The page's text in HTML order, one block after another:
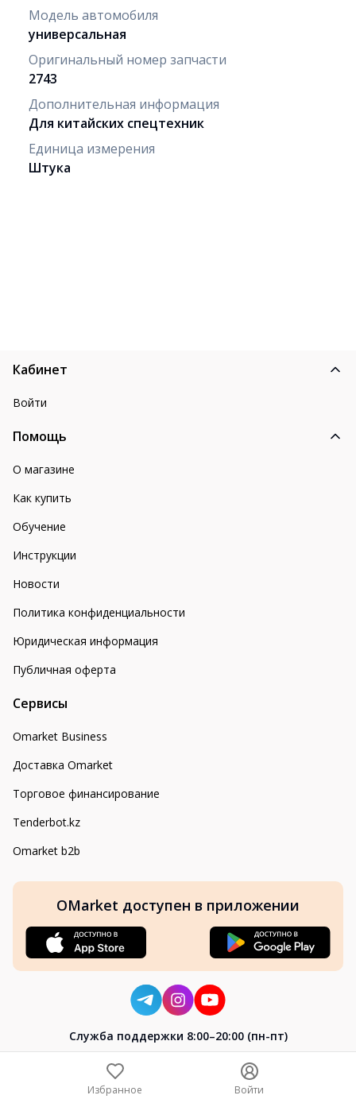
Модель автомобиля
универсальная
Оригинальный номер запчасти
2743
Дополнительная информация
Для китайских спецтехник
Единица измерения
Штука
Кабинет
Войти
Помощь
О магазине
Как купить
Обучение
Инструкции
Новости
Политика конфиденциальности
Юридическая информация
Публичная оферта
Сервисы
Omarket Business
Доставка Omarket
Торговое финансирование
Tenderbot.kz
Omarket b2b
OMarket доступен в приложении
Cлужба поддержки 8:00–20:00 (пн-пт)
Избранное Войти